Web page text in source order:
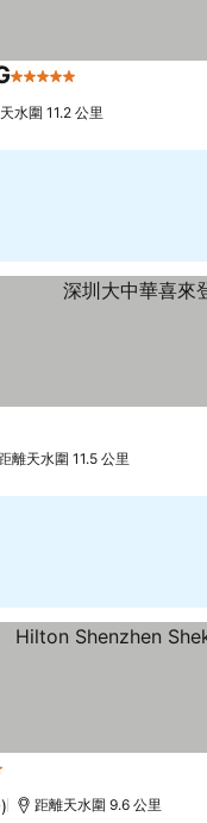
5 星級
水圍 11.2 公里
離天水圍 11.5 公里
距離天水圍 9.6 公里